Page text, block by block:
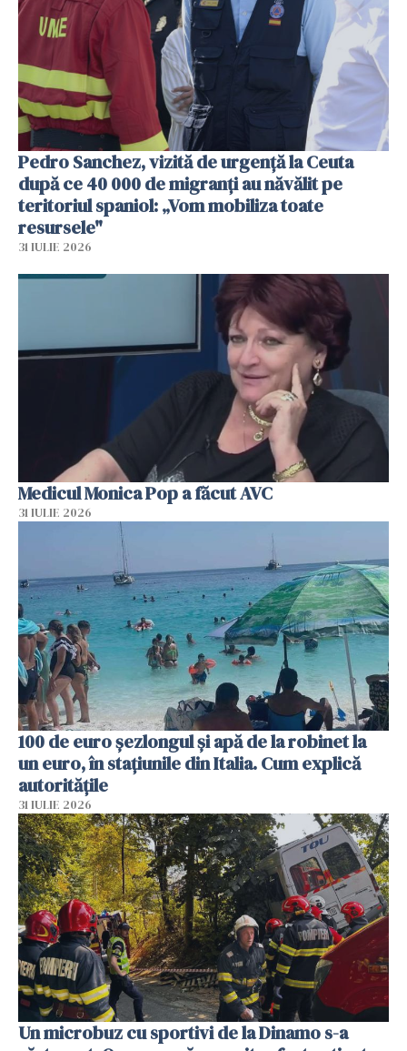
Pedro Sanchez, vizită de urgență la Ceuta
după ce 40 000 de migranți au năvălit pe
teritoriul spaniol: „Vom mobiliza toate
resursele"
31 IULIE 2026
Medicul Monica Pop a făcut AVC
31 IULIE 2026
100 de euro șezlongul și apă de la robinet la
un euro, în stațiunile din Italia. Cum explică
autoritățile
31 IULIE 2026
Un microbuz cu sportivi de la Dinamo s-a